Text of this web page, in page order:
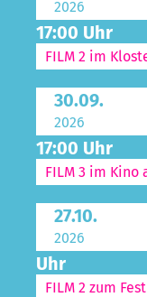
2026
17:00 Uhr
FILM 2 im
30.09.
2026
17:00 Uhr
FILM 3 im Kino
27.10.
2026
Uhr
FILM 2 zum